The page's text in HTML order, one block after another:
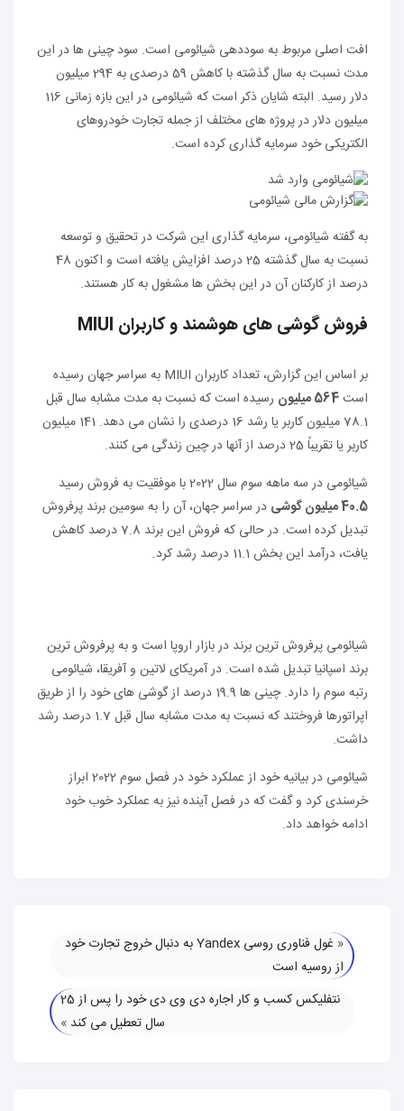
افت اصلی مربوط به سوددهی شیائومی است. سود چینی ها در این
مدت نسبت به سال گذشته با کاهش 59 درصدی به 294 میلیون
دلار رسید. البته شایان ذکر است که شیائومی در این بازه زمانی 116
میلیون دلار در پروژه های مختلف از جمله تجارت خودروهای
الکتریکی خود سرمایه گذاری کرده است.
به گفته شیائومی، سرمایه گذاری این شرکت در تحقیق و توسعه
نسبت به سال گذشته 25 درصد افزایش یافته است و اکنون 48
درصد از کارکنان آن در این بخش ها مشغول به کار هستند.
فروش گوشی های هوشمند و کاربران MIUI
بر اساس این گزارش، تعداد کاربران MIUI به سراسر جهان رسیده
است564 میلیون
رسیده است که نسبت به مدت مشابه سال قبل
78.1 میلیون کاربر یا رشد 16 درصدی را نشان می دهد. 141 میلیون
کاربر یا تقریباً 25 درصد از آنها در چین زندگی می کنند.
شیائومی در سه ماهه سوم سال 2022 با موفقیت به فروش رسید
40.5 میلیون گوشی
در سراسر جهان، آن را به سومین برند پرفروش
تبدیل کرده است. در حالی که فروش این برند 7.8 درصد کاهش
یافت، درآمد این بخش 11.1 درصد رشد کرد.
شیائومی پرفروش ترین برند در بازار اروپا است و به پرفروش ترین
برند اسپانیا تبدیل شده است. در آمریکای لاتین و آفریقا، شیائومی
رتبه سوم را دارد. چینی ها 19.9 درصد از گوشی های خود را از طریق
اپراتورها فروختند که نسبت به مدت مشابه سال قبل 1.7 درصد رشد
داشت.
شیائومی در بیانیه خود از عملکرد خود در فصل سوم 2022 ابراز
خرسندی کرد و گفت که در فصل آینده نیز به عملکرد خوب خود
ادامه خواهد داد.
«
غول فناوری روسی Yandex به دنبال خروج تجارت خود
از روسیه است
نتفلیکس کسب و کار اجاره دی وی دی خود را پس از 25
سال تعطیل می کند »